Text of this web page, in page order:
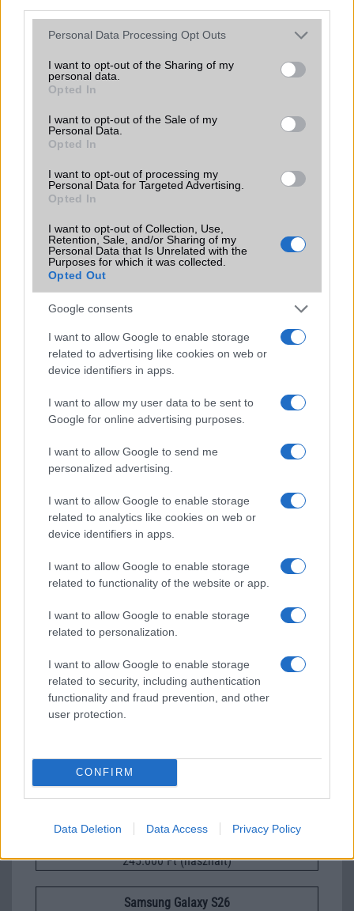
Please note that this website/app uses one or more Google
not limited to your visit or usage behaviour. You may click to
grant or deny consent to Google and its third-party tags to
use your data for below specified purposes in below Google
consent section.
Personal Data Processing Opt Outs
I want to opt-out of the Sharing of my
personal data.
Opted In
I want to opt-out of the Sale of my
Personal Data.
Opted In
I want to opt-out of processing my
Personal Data for Targeted Advertising.
Opted In
I want to opt-out of Collection, Use,
Retention, Sale, and/or Sharing of my
Personal Data that Is Unrelated with the
Purposes for which it was collected.
Opted Out
Google consents
I want to allow Google to enable storage
related to advertising like cookies on web or
device identifiers in apps.
I want to allow my user data to be sent to
Google for online advertising purposes.
I want to allow Google to send me
personalized advertising.
I want to allow Google to enable storage
related to analytics like cookies on web or
device identifiers in apps.
I want to allow Google to enable storage
related to functionality of the website or app.
I want to allow Google to enable storage
related to personalization.
I want to allow Google to enable storage
related to security, including authentication
functionality and fraud prevention, and other
user protection.
CONFIRM
Data Deletion Data Access Privacy Policy
Vibra jelzés alap szolgáltatás
SIM-ek száma
Terület
WiFi-s változata is!
Brand
Védelem IP68
Limited Edition Nincs
SAR
Nincs publikus adat!
N/A = Nincs adat. Legutóbbi frissítés: 2026-07-13 19:00:00
Nelly GSM
Samsung Galaxy S25 Ultra
245.000 Ft (használt)
Samsung Galaxy S26